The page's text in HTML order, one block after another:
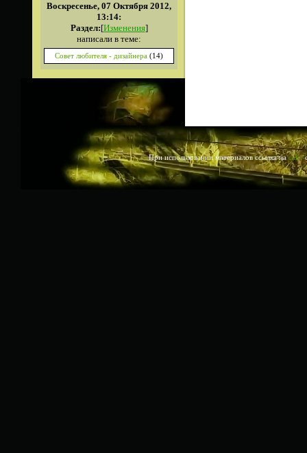
Воскресенье, 07 Октября 2012,
13:14:
Раздел:[Изменения]
написали в теме:
Совет любителя - дизайнера (14)
При использовании материалов ссылка насайт